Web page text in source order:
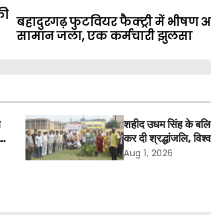
बहादुरगढ़ फुटवियर फैक्ट्री में भीषण
सामान जला, एक कर्मचारी झुलसा
शहीद उधम सिंह के
कर दी श्रद्धांजलि,
अवकाश बहाल करने की
Aug 1, 2026